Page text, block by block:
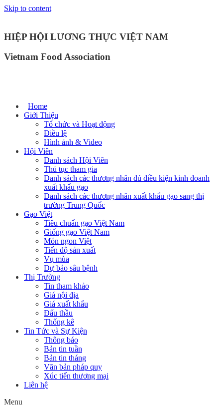
Skip to content
HIỆP HỘI LƯƠNG THỰC VIỆT NAM
Vietnam Food Association
Home
Giới Thiệu
Tổ chức và Hoạt động
Điều lệ
Hình ảnh & Video
Hội Viên
Danh sách Hội Viên
Thủ tục tham gia
Danh sách các thương nhân đủ điều kiện kinh doanh
xuất khẩu gạo
Danh sách các thương nhân xuất khẩu gạo sang thị
trường Trung Quốc
Gạo Việt
Tiêu chuẩn gạo Việt Nam
Giống gạo Việt Nam
Món ngon Việt
Tiến độ sản xuất
Vụ mùa
Dự báo sâu bệnh
Thị Trường
Tin tham khảo
Giá nội địa
Giá xuất khẩu
Đấu thầu
Thống kê
Tin Tức và Sự Kiện
Thông báo
Bản tin tuần
Bản tin tháng
Văn bản pháp quy
Xúc tiến thương mại
Liên hệ
Menu